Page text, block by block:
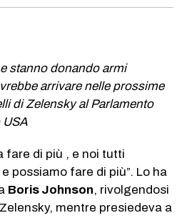
stanno donando armi
arrivare nelle prossime
di Zelensky al Parlamento
USA
fare di più , e noi tutti
possiamo fare di più”. Lo ha
Boris Johnson, rivolgendosi
mentre presiedeva a